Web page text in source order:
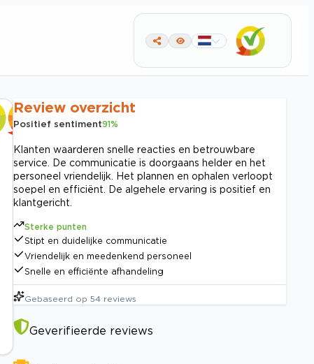
Review overzicht
Positief sentiment91%
Klanten waarderen snelle reacties en betrouwbare
service. De communicatie is doorgaans helder en het
personeel vriendelijk. Het plannen en ophalen verloopt
soepel en efficiënt. De algehele ervaring is positief en
klantgericht.
Sterke punten
Stipt en duidelijke communicatie
Vriendelijk en meedenkend personeel
Snelle en efficiënte afhandeling
Gebaseerd op 54 reviews
Geverifieerde reviews